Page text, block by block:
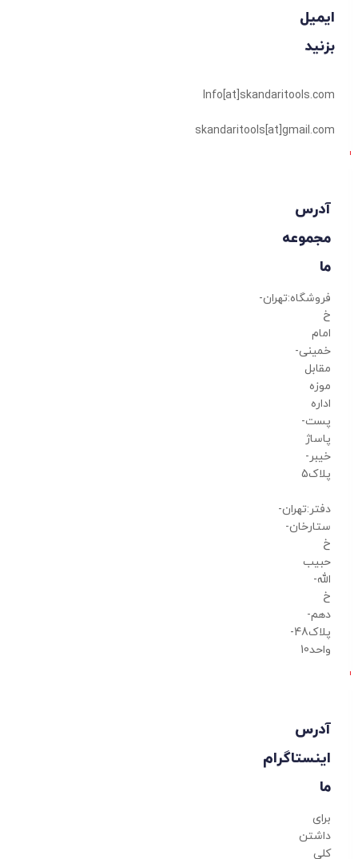
ایمیل
بزنید
Info[at]skandaritools.com
skandaritools [at]gmail.com
آدرس
مجموعه
ما
فروشگاه:تهران-
خ
امام
خمینی-
مقابل
موزه
اداره
پست-
پاساژ
خیبر-
پلاک5
دفتر:تهران-
ستارخان-
خ
حبیب
الله-
خ
دهم-
پلاک48-
واحد10
آدرس
اینستاگرام
ما
برای
داشتن
کلی